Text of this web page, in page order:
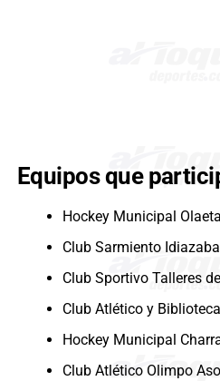
Equipos que
Hockey Municipal Olaeta
Club Sarmiento Idiazabal
Club Sportivo Talleres
Club Atlético y
Hockey Municipal
Club Atlético Olimpo